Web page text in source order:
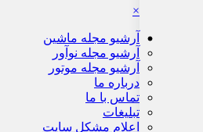
×
آرشیو مجله ماشین
آرشیو مجله نوآور
آرشیو مجله موتور
درباره ما
تماس با ما
تبلیغات
اعلام مشکل سایت